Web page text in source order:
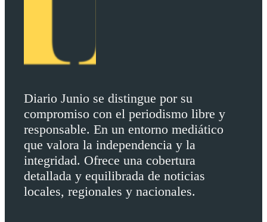
Diario Junio se distingue por su
compromiso con el periodismo libre y
responsable. En un entorno mediático
que valora la independencia y la
integridad. Ofrece una cobertura
detallada y equilibrada de noticias
locales, regionales y nacionales.